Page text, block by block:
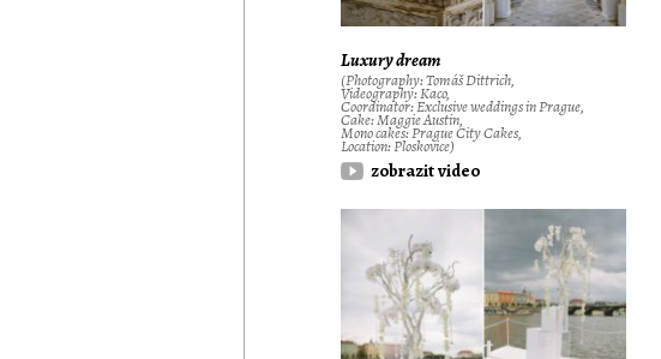
Luxury dream
(Photography: Tomáš Dittrich,
Videography: Kaco,
Coordinator: Exclusive weddings in Prague,
Cake: Maggie Austin,
Mono cakes: Prague City Cakes,
Location: Ploskovice)
zobrazit video